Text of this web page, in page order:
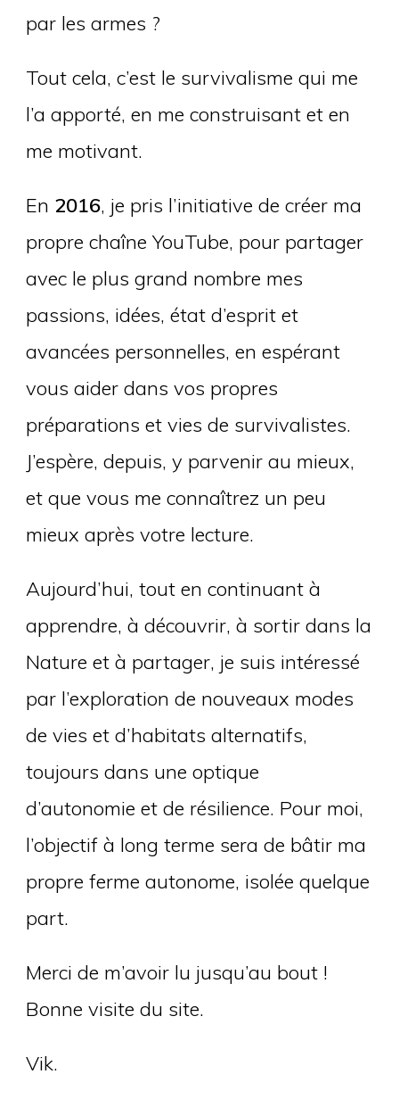
par les armes ?
Tout cela, c’est le survivalisme qui me
l’a apporté, en me construisant et en
me motivant.
En 2016, je pris l’initiative de créer ma
propre chaîne YouTube, pour partager
avec le plus grand nombre mes
passions, idées, état d’esprit et
avancées personnelles, en espérant
vous aider dans vos propres
préparations et vies de survivalistes.
J’espère, depuis, y parvenir au mieux,
et que vous me connaîtrez un peu
mieux après votre lecture.
Aujourd’hui, tout en continuant à
apprendre, à découvrir, à sortir dans la
Nature et à partager, je suis intéressé
par l’exploration de nouveaux modes
de vies et d’habitats alternatifs,
toujours dans une optique
d’autonomie et de résilience. Pour moi,
l’objectif à long terme sera de bâtir ma
propre ferme autonome, isolée quelque
part.
Merci de m’avoir lu jusqu’au bout !
Bonne visite du site.
Vik.